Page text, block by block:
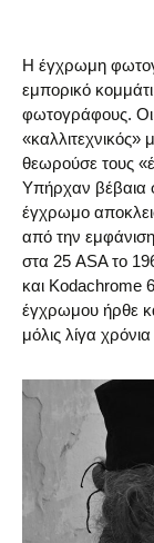
Η έγχρωμη
εμπορικό
φωτογράφους. Οι
θεωρούσε τους
Υπήρχαν βέβαια
έγχρωμο
από την
στα 25 ASA το
και
έγχρωμου ήρθε
μόλις λίγα